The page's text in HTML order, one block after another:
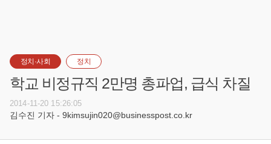
정치·사회 정치
학교 비정규직 2만명 총파업, 급식 차질
2014-11-20 15:26:05
김수진 기자 - 9kimsujin020@businesspost.co.kr